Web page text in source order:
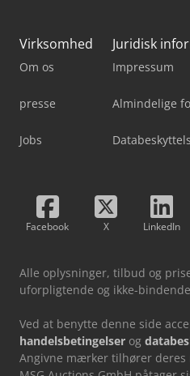
Virksomhed
Om os
presse
Jobs
Juridisk
Impressum
Almindelige
Facebook X LinkedIn
Alle oplysninger, tilbud og
uforpligtende og ikke-
Ved at benytte denne side
handelsbetingelser og
Angivne mærker tilhører deres